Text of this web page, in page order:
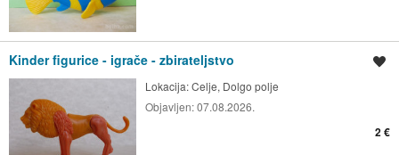
Kinder figurice - igrače - zbirateljstvo
Lokacija:Celje, Dolgo polje
Objavljen:07.08.2026.
2 €